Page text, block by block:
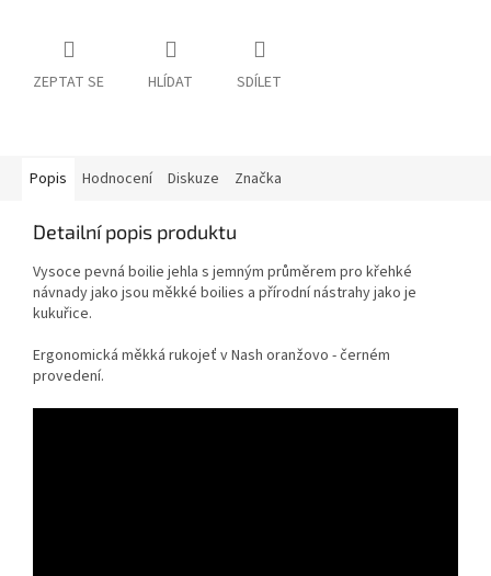
ZEPTAT SE HLÍDAT SDÍLET
Popis Hodnocení Diskuze Značka
Detailní popis produktu
Vysoce pevná boilie jehla s jemným průměrem pro křehké
návnady jako jsou měkké boilies a přírodní nástrahy jako je
kukuřice.
Ergonomická měkká rukojeť v Nash oranžovo - černém
provedení.